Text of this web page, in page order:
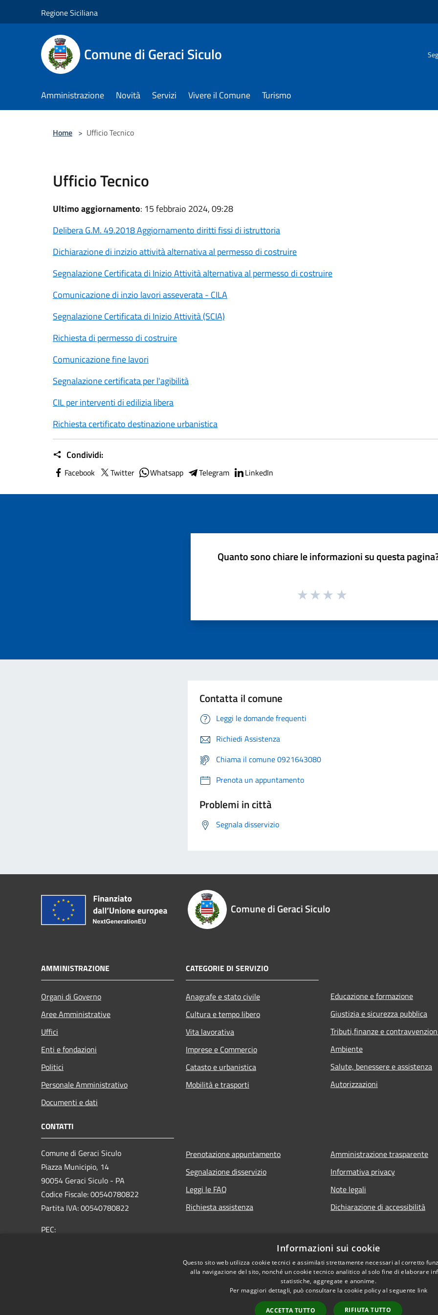
Regione Siciliana
Comune di Geraci Siculo
Amministrazione Novità Servizi Vivere il Comune Turismo
Home > Ufficio Tecnico
Ufficio Tecnico
Ultimo aggiornamento: 15 febbraio 2024, 09:28
Delibera G.M. 49.2018 Aggiornamento diritti fissi di istruttoria
Dichiarazione di inzizio attività alternativa al permesso di costruire
Segnalazione Certificata di Inizio Attività alternativa al permesso di costruire
Comunicazione di inzio lavori asseverata - CILA
Segnalazione Certificata di Inizio Attività (SCIA)
Richiesta di permesso di costruire
Comunicazione fine lavori
Segnalazione certificata per l'agibilità
CIL per interventi di edilizia libera
Richiesta certificato destinazione urbanistica
Condividi:
Facebook Twitter Whatsapp Telegram LinkedIn
Quanto sono chiare le informazioni su questa
Contatta il comune
Leggi le domande frequenti
Richiedi Assistenza
Chiama il comune 0921643080
Prenota un appuntamento
Problemi in città
Segnala disservizio
Comune di Geraci Siculo
AMMINISTRAZIONE
Organi di Governo
Aree Amministrative
Uffici
Enti e fondazioni
Politici
Personale Amministrativo
Documenti e dati
CATEGORIE DI SERVIZIO
Anagrafe e stato civile
Cultura e tempo libero
Vita lavorativa
Imprese e Commercio
Catasto e urbanistica
Mobilità e trasporti
Educazione e formazione
Giustizia e sicurezza pubblica
Tributi,finanze e
Ambiente
Salute, benessere e assistenza
Autorizzazioni
CONTATTI
Comune di Geraci Siculo
Piazza Municipio, 14
90054 Geraci Siculo - PA
Codice Fiscale: 00540780822
Partita IVA: 00540780822
PEC:
Prenotazione appuntamento
Segnalazione disservizio
Leggi le FAQ
Richiesta assistenza
Amministrazione trasparente
Informativa privacy
Note legali
Dichiarazione di accessibilità
Informazioni sui cookie
Questo sito web utilizza cookie tecnici e assimilati strettamente necessari al corretto
alla navigazione del sito, nonché un cookie tecnico analitico al solo fine di elaborare
statistiche, aggregate e anonime.
Per maggiori dettagli, può consultare la cookie policy al seguente link
ACCETTA TUTTO RIFIUTA TUTTO